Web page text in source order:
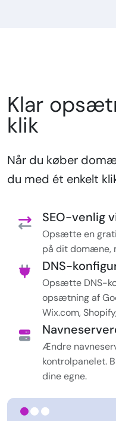
Klar
klik
Når du køber
du med ét enkelt
SEO-venlig
Opsætte en
på dit domæne,
DNS-
Opsætte DNS-
opsætning af
Wix.com,
Ændre
kontrolpanelet.
dine egne.